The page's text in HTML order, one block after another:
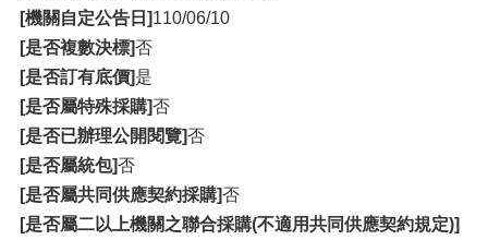
[機關自定公告日]110/06/10
[是否複數決標]否
[是否訂有底價]是
[是否屬特殊採購]否
[是否已辦理公開閱覽]否
[是否屬統包]否
[是否屬共同供應契約採購]否
[是否屬二以上機關之聯合採購(不適用共同供應契約規定)]